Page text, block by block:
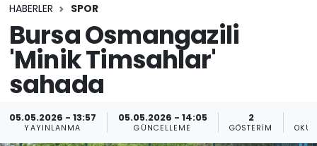
HABERLER SPOR
Bursa Osmangazili
'Minik Timsahlar'
sahada
05.05.2026 - 13:57
YAYINLANMA
05.05.2026 - 14:05
GÜNCELLEME
2
GÖSTERIM
Son Dakika Haberleri
Haber Arşivi